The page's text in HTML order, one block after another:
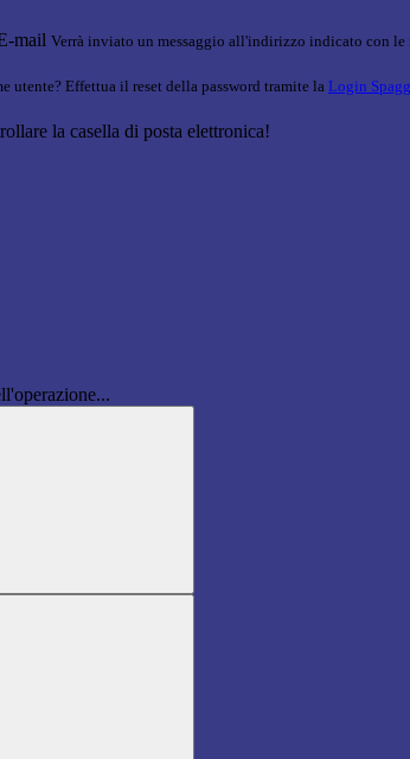
mail Verrà inviato un messaggio all'indirizzo indicato con le
utente? Effettua il reset della password tramite la Login
la casella di posta elettronica!